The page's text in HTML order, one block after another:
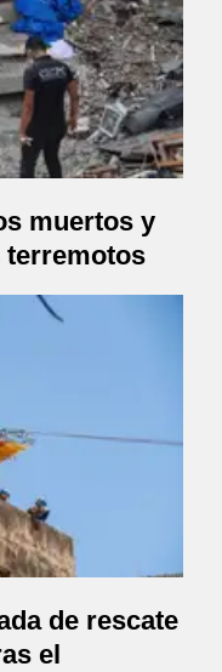
muertos y
terremotos
de rescate
el